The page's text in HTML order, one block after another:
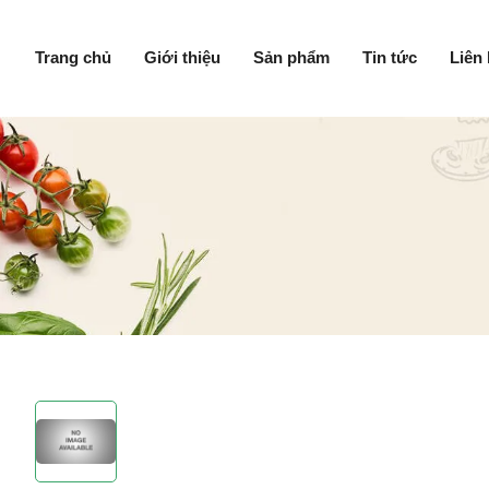
Trang chủ Giới thiệu Sản phẩm Tin tức Liên